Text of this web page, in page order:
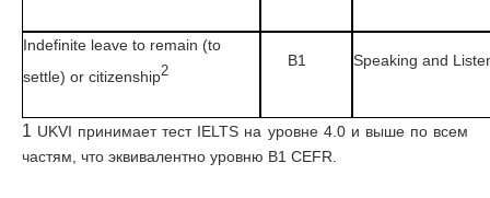
Indefinite leave to remain (to
settle) or citizenship2
B1 Speaking and
1 UKVI принимает тест IELTS на уровне 4.0 и выше по всем
частям, что эквивалентно уровню В1 CEFR.